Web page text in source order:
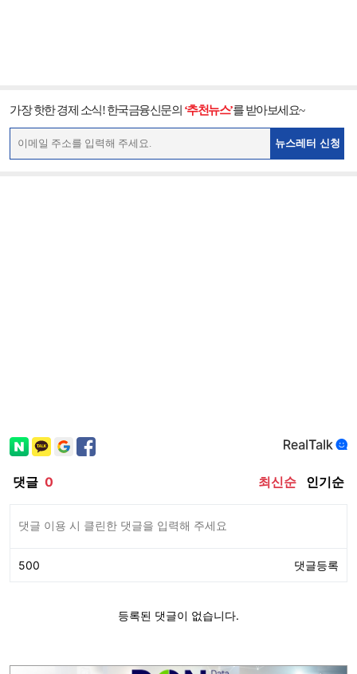
가장 핫한 경제 소식! 한국금융신문의 ‘추천뉴스’를 받아보세요~
뉴스레터 신청